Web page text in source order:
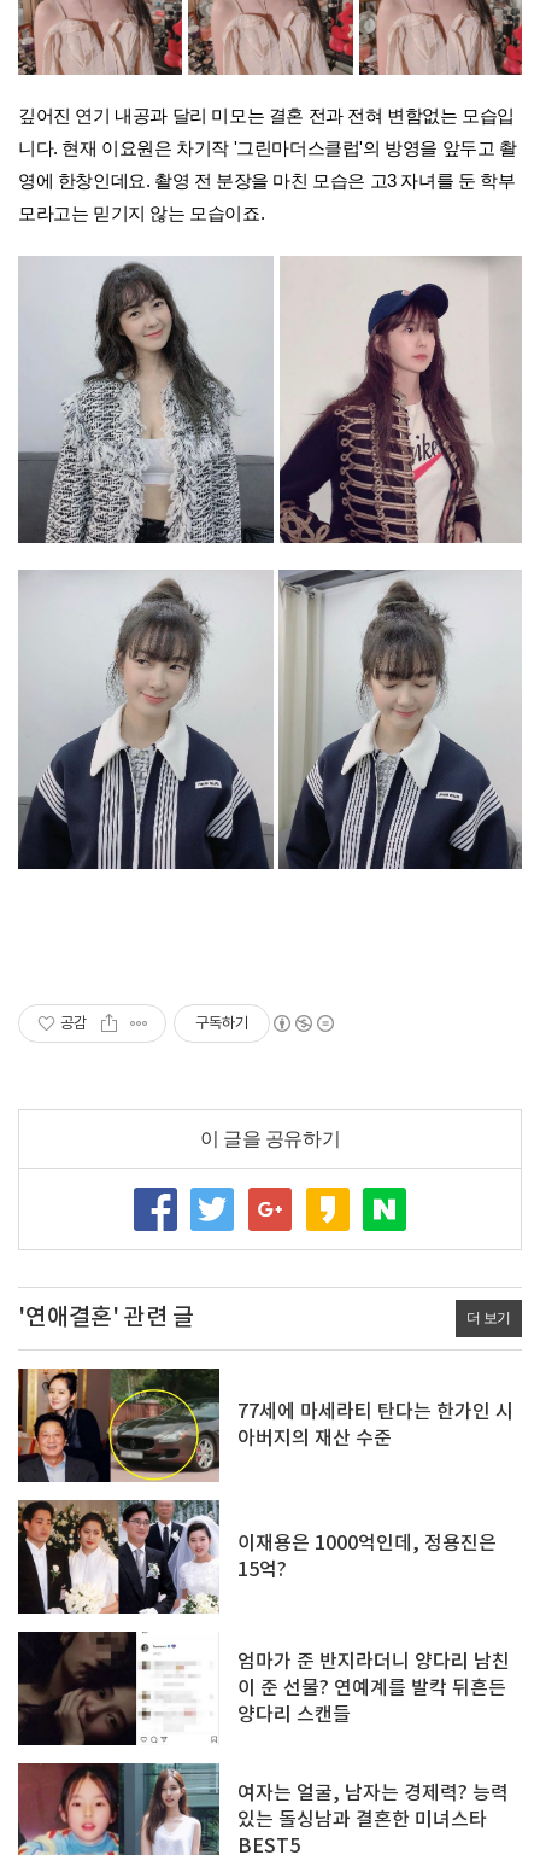
깊어진 연기 내공과 달리 미모는 결혼 전과 전혀 변함없는 모습입
니다. 현재 이요원은 차기작 '그린마더스클럽'의 방영을 앞두고 촬
영에 한창인데요. 촬영 전 분장을 마친 모습은 고3 자녀를 둔 학부
모라고는 믿기지 않는 모습이죠.
공감 구독하기
이 글을 공유하기
'연애결혼' 관련 글 더 보기
77세에 마세라티 탄다는 한가인 시
아버지의 재산 수준
이재용은 1000억인데, 정용진은
15억?
엄마가 준 반지라더니 양다리 남친
이 준 선물? 연예계를 발칵 뒤흔든
양다리 스캔들
여자는 얼굴, 남자는 경제력? 능력
있는 돌싱남과 결혼한 미녀스타
BEST5